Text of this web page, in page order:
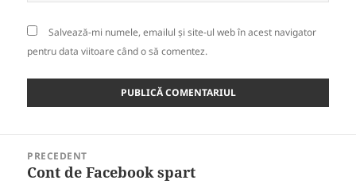
Salvează-mi numele, emailul și site-ul web în acest navigator
pentru data viitoare când o să comentez.
PRECEDENT
Articolul
Cont de Facebook spart